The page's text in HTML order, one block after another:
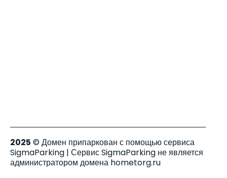
2025 © Домен припаркован с помощью сервиса
SigmaParking | Сервис SigmaParking не является
администратором домена hometorg.ru